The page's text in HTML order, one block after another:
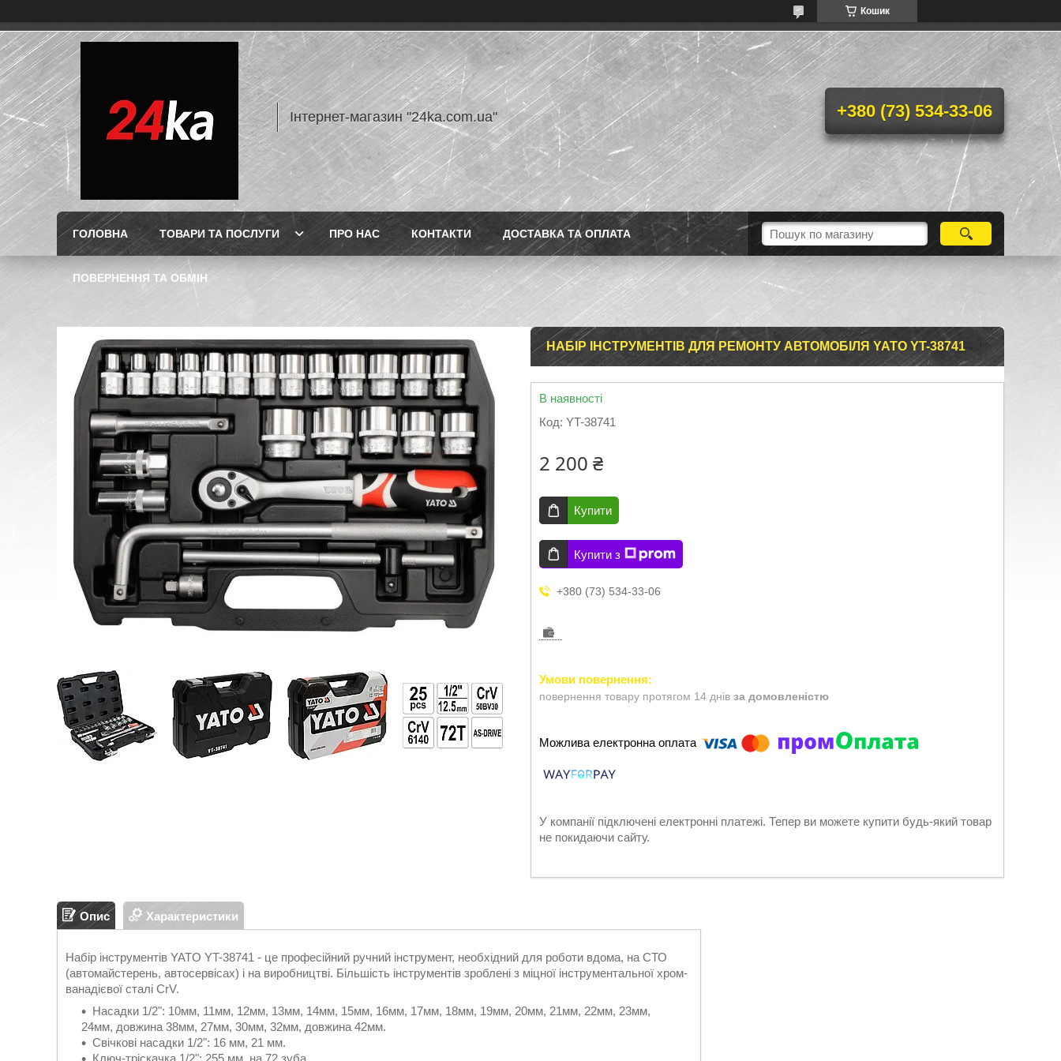
Кошик
Інтернет-магазин "24ka.com.ua" +380 (73) 534-33-06
ГОЛОВНА ТОВАРИ ТА ПОСЛУГИ ПРО НАС КОНТАКТИ ДОСТАВКА ТА ОПЛАТА
ПОВЕРНЕННЯ ТА ОБМІН
НАБІР ІНСТРУМЕНТІВ ДЛЯ РЕМОНТУ АВТОМОБІЛЯ YATO YT-38741
В наявності
Код: YT-38741
2 200 ₴
Купити
Купити з
+380 (73) 534-33-06
повернення товару протягом 14 днів за домовленістю
У компанії підключені електронні платежі. Тепер ви можете купити будь-який товар
не покидаючи сайту.
Опис Характеристики
Набір інструментів YATO YT-38741 - це професійний ручний інструмент, необхідний для роботи вдома, на СТО
(автомайстерень, автосервісах) і на виробництві. Більшість інструментів зроблені з міцної інструментальної хром-
ванадієвої сталі CrV.
Насадки 1/2": 10мм, 11мм, 12мм, 13мм, 14мм, 15мм, 16мм, 17мм, 18мм, 19мм, 20мм, 21мм, 22мм, 23мм,
24мм, довжина 38мм, 27мм, 30мм, 32мм, довжина 42мм.
Свічкові насадки 1/2": 16 мм, 21 мм.
Ключ-тріскачка 1/2": 255 мм, на 72 зуба.